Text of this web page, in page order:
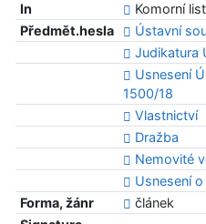
In
Komorní
Předmět.hesla
Ústavní
Judikatura
Usnesení
1500/18
Vlastnictví
Dražba
Nemovité
Usnesení
Forma, žánr
článek